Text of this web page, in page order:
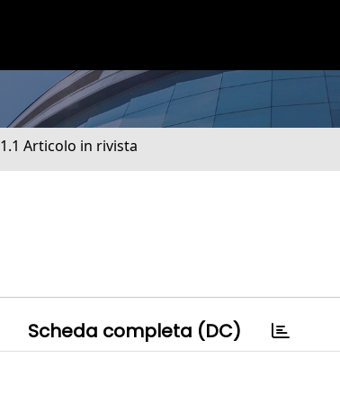
1.1 Articolo in rivista
Scheda completa (DC)